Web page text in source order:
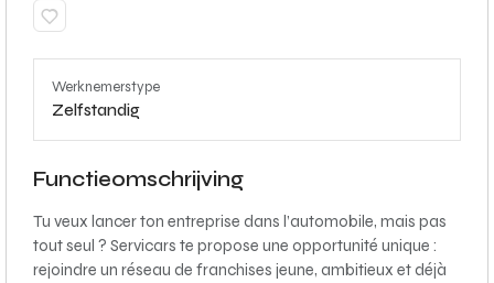
Werknemerstype
Zelfstandig
Functieomschrijving
Tu veux lancer ton entreprise dans l’automobile, mais pas
tout seul ? Servicars te propose une opportunité unique :
rejoindre un réseau de franchises jeune, ambitieux et déjà